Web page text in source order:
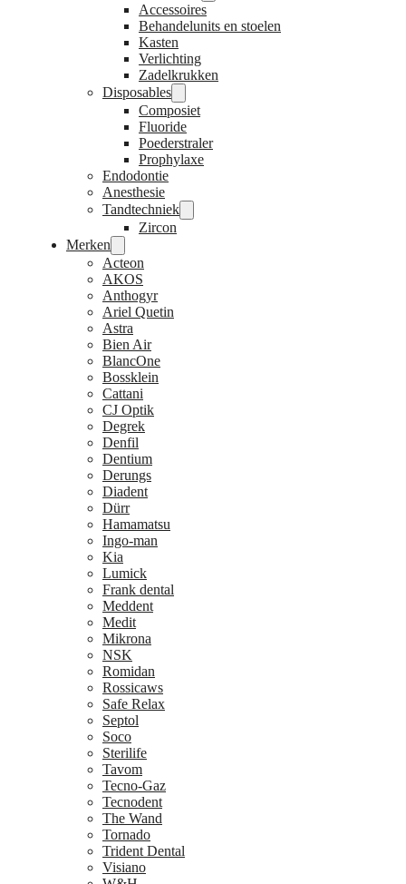
Accessoires
Behandelunits en stoelen
Kasten
Verlichting
Zadelkrukken
Disposables
Composiet
Fluoride
Poederstraler
Prophylaxe
Endodontie
Anesthesie
Tandtechniek
Zircon
Merken
Acteon
AKOS
Anthogyr
Ariel Quetin
Astra
Bien Air
BlancOne
Bossklein
Cattani
CJ Optik
Degrek
Denfil
Dentium
Derungs
Diadent
Dürr
Hamamatsu
Ingo-man
Kia
Lumick
Frank dental
Meddent
Medit
Mikrona
NSK
Romidan
Rossicaws
Safe Relax
Septol
Soco
Sterilife
Tavom
Tecno-Gaz
Tecnodent
The Wand
Tornado
Trident Dental
Visiano